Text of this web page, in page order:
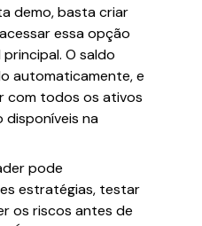
demo, basta criar
essa opção
O saldo
automaticamente, e
com todos os ativos
disponíveis na
pode
estratégias, testar
os riscos antes de